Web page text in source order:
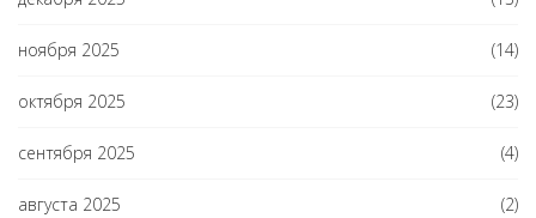
ноября 2025 (14)
октября 2025 (23)
сентября 2025 (4)
августа 2025 (2)